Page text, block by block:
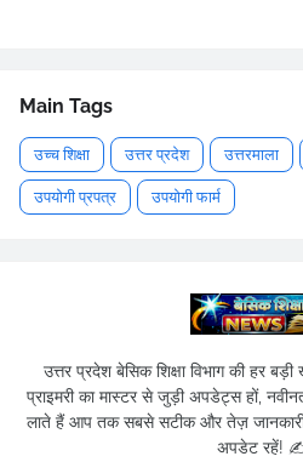
Main Tags
उच्च शिक्षा उत्तर प्रदेश उत्तरमाला
उपयोगी प्रपत्र उपयोगी फार्म
उत्तर प्रदेश बेसिक शिक्षा विभाग की हर
प्राइमरी का मास्टर से जुड़ी अपडेट्स हों,
लाते हैं आप तक सबसे सटीक और तेज़ जानकारी।
अपडेट रहें!